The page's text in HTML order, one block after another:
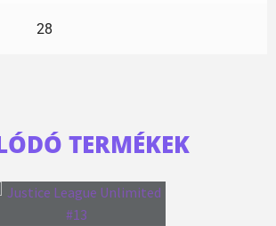
28
TERMÉKEK